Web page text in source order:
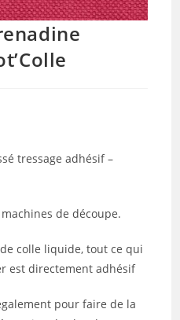
tressage adhésif –
de découpe.
colle liquide, tout ce qui
est directement adhésif
pour faire de la